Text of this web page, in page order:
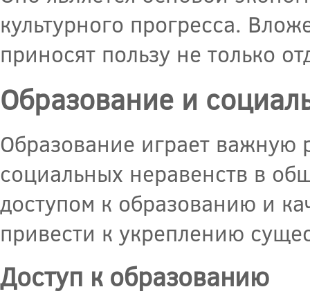
культурного прогресса.
приносят пользу не только
Образование и
Образование играет
социальных неравенств в
доступом к образованию и
привести к укреплению
Доступ к образованию